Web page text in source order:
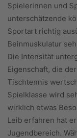
Spielerinnen und
unterschätzende
Sportart richtig
Beinmuskulatur
Die Intensität
Eigenschaft, die
Tischtennis
Spielklasse wird
wirklich etwas
Leib erfahren hat
Jugendbereich.